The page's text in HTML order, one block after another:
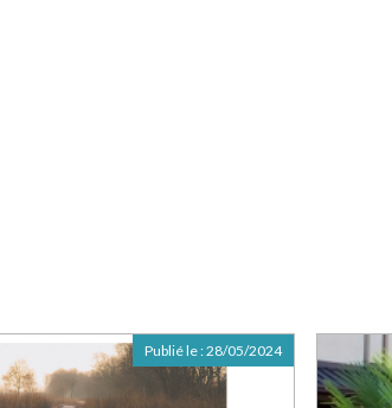
Publié le :28/05/2024